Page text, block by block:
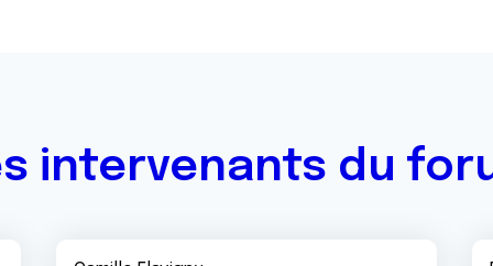
intervenants du